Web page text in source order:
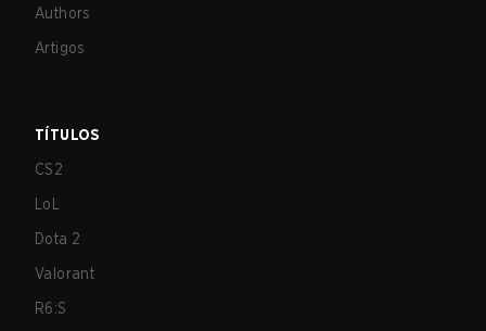
Authors
Artigos
TÍTULOS
CS2
LoL
Dota 2
Valorant
R6:S